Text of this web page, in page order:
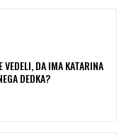
VEDELI, DA IMA KATARINA
DEDKA?